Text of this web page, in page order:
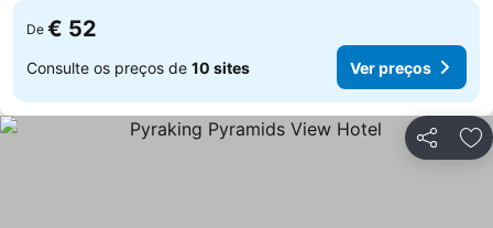
De € 52
Consulte os preços de 10 sites Ver preços
Partilhar